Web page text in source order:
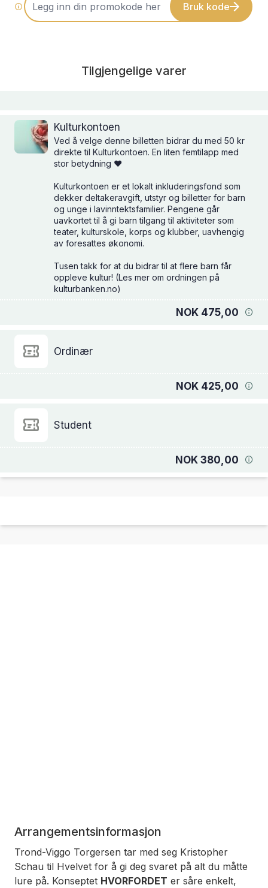
Bruk kode
Tilgjengelige varer
Kulturkontoen
Ved å velge denne billetten bidrar du med 50 kr
direkte til Kulturkontoen. En liten femtilapp med
stor betydning ❤️
Kulturkontoen er et lokalt inkluderingsfond som
dekker deltakeravgift, utstyr og billetter for barn
og unge i lavinntektsfamilier. Pengene går
uavkortet til å gi barn tilgang til aktiviteter som
teater, kulturskole, korps og klubber, uavhengig
av foresattes økonomi.
Tusen takk for at du bidrar til at flere barn får
oppleve kultur! (Les mer om ordningen på
kulturbanken.no)
NOK 475,00
Ordinær
NOK 425,00
Student
NOK 380,00
Arrangementsinformasjon
Trond-Viggo Torgersen tar med seg Kristopher
Schau til Hvelvet for å gi deg svaret på alt du måtte
lure på. Konseptet HVORFORDET er såre enkelt,